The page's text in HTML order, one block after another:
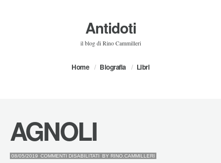
Antidoti
il blog di Rino Cammilleri
Home Biografia Libri
AGNOLI
08/05/2019 COMMENTI DISABILITATI SU
BY RINO.CAMMILLERI